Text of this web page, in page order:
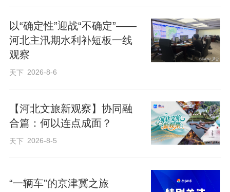
以“确定性”迎战“不确定”——
河北主汛期水利补短板一线
观察
天下 2026-8-6
【河北文旅新观察】协同融
合篇：何以连点成面？
天下 2026-8-5
“一辆车”的京津冀之旅